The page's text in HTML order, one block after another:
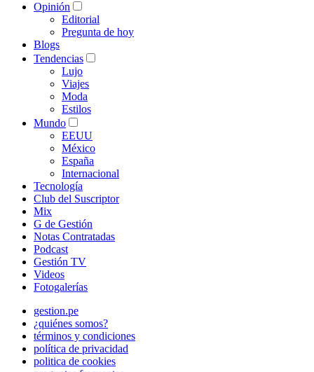
Opinión
Editorial
Pregunta de hoy
Blogs
Tendencias
Lujo
Viajes
Moda
Estilos
Mundo
EEUU
México
España
Internacional
Tecnología
Club del Suscriptor
Mix
G de Gestión
Notas Contratadas
Podcast
Gestión TV
Videos
Fotogalerías
gestion.pe
¿quiénes somos?
términos y condiciones
política de privacidad
politica de cookies